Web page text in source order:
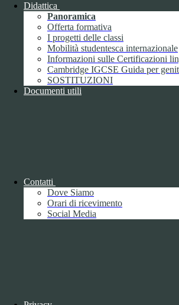
Didattica
Panoramica
Offerta formativa
I progetti delle classi
Mobilità studentesca internazionale
Informazioni sulle Certificazioni
Cambridge IGCSE Guida per
SOSTITUZIONI
Documenti utili
Contatti
Dove Siamo
Orari di ricevimento
Social Media